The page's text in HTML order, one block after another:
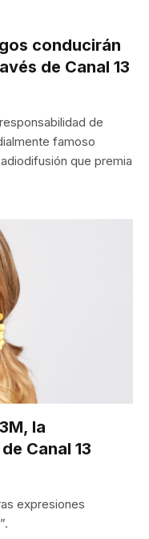
conducirán
de Canal 13
de
famoso
que premia
la
Canal 13
expresiones